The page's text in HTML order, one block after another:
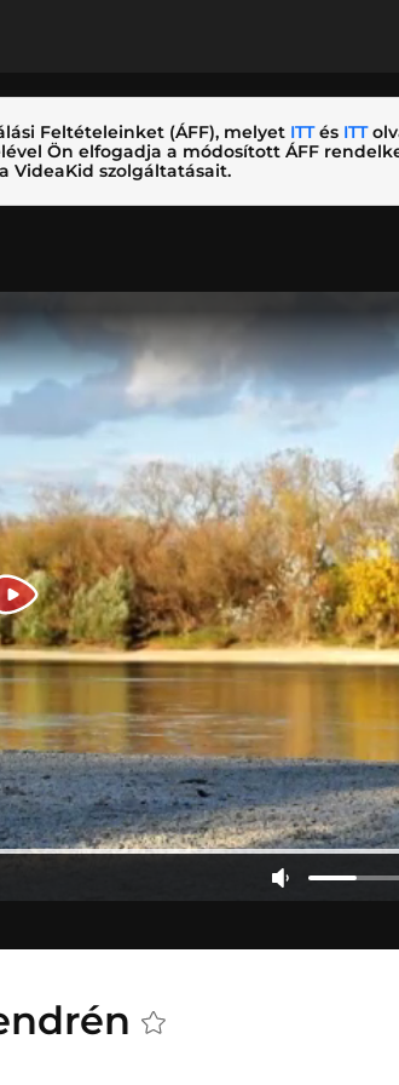
Feltételeinket (ÁFF), melyet ITTés ITT
Ön elfogadja a módosított ÁFF
VideaKid szolgáltatásait.